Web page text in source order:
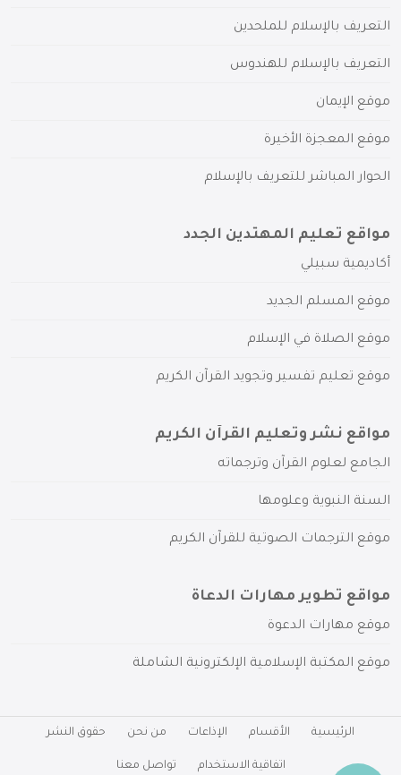
التعريف بالإسلام للملحدين
التعريف بالإسلام للهندوس
موقع الإيمان
موقع المعجزة الأخيرة
الحوار المباشر للتعريف بالإسلام
مواقع تعليم المهتدين الجدد
أكاديمية سبيلي
موقع المسلم الجديد
موقع الصلاة في الإسلام
موقع تعليم تفسير وتجويد القرآن الكريم
مواقع نشر وتعليم القرآن الكريم
الجامع لعلوم القرآن وترجماته
السنة النبوية وعلومها
موقع الترجمات الصوتية للقرآن الكريم
مواقع تطوير مهارات الدعاة
موقع مهارات الدعوة
موقع المكتبة الإسلامية الإلكترونية الشاملة
الرئيسية الأقسام الإذاعات من نحن حقوق النشر
اتفاقية الاستخدام تواصل معنا